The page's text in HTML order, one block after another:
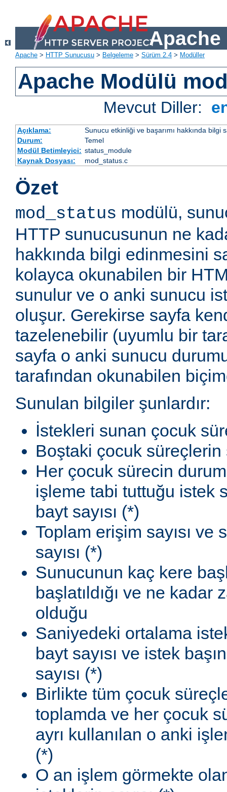
Apache
Apache > HTTP Sunucusu > Belgeleme > Sürüm 2.4 > Modüller
Apache Modülü
Mevcut Diller:
Açıklama:
Sunucu etkinliği ve başarımı hakkında bilgi
Durum:
Temel
Modül Betimleyici: status_module
Kaynak Dosyası:
mod_status.c
Özet
mod_status modülü,
HTTP sunucusunun ne
hakkında bilgi edinmesini
kolayca okunabilen bir
sunulur ve o anki sunucu
oluşur. Gerekirse sayfa
tazelenebilir (uyumlu bir
sayfa o anki sunucu
tarafından okunabilen
Sunulan bilgiler şunlardır:
İstekleri sunan çocuk
Boştaki çocuk süreçlerin
Her çocuk sürecin
işleme tabi tuttuğu istek
bayt sayısı (*)
Toplam erişim sayısı ve
sayısı (*)
Sunucunun kaç kere
başlatıldığı ve ne kadar
olduğu
Saniyedeki ortalama
bayt sayısı ve istek
sayısı (*)
Birlikte tüm çocuk
toplamda ve her çocuk
ayrı kullanılan o anki
(*)
O an işlem görmekte